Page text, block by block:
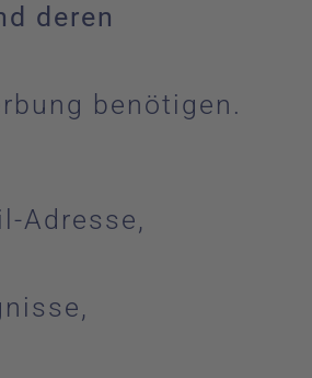
deren
benötigen.
Adresse,